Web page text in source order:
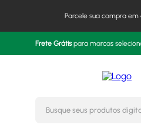
Parcele sua compra
Frete Grátispara marcas